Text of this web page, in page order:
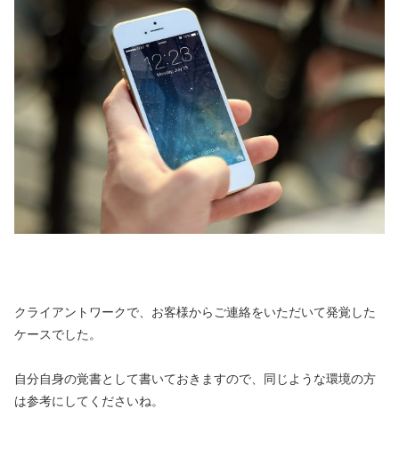
クライアントワークで、お客様からご連絡をいただいて発覚した
ケースでした。
自分自身の覚書として書いておきますので、同じような環境の方
は参考にしてくださいね。